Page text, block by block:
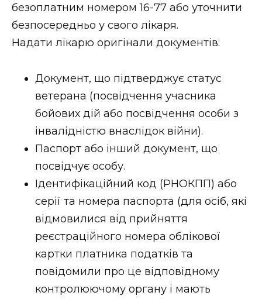
безоплатним номером 16-77 або уточнити
безпосередньо у свого лікаря.
Надати лікарю оригінали документів:
Документ, що підтверджує статус
ветерана (посвідчення учасника
бойових дій або посвідчення особи з
інвалідністю внаслідок війни).
Паспорт або інший документ, що
посвідчує особу.
Ідентифікаційний код (РНОКПП) або
серії та номера паспорта (для осіб, які
відмовилися від прийняття
реєстраційного номера облікової
картки платника податків та
повідомили про це відповідному
контролюючому органу і мають